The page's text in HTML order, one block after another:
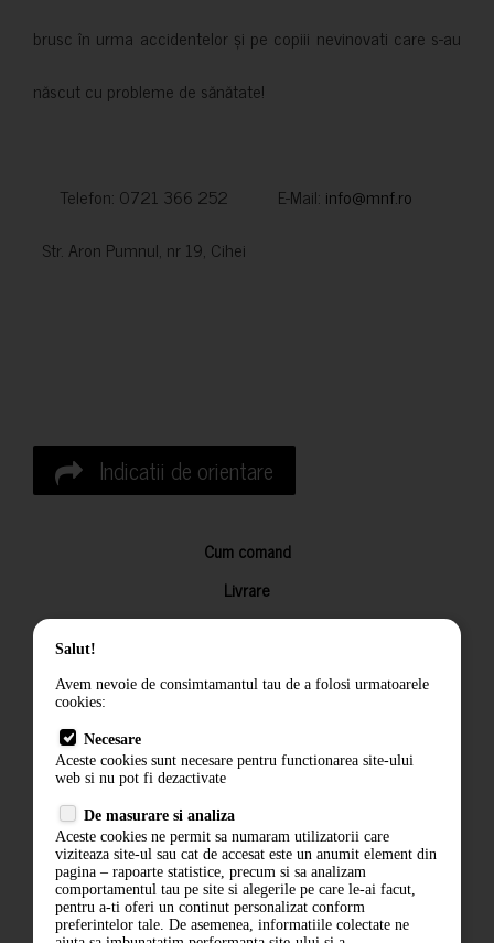
brusc în urma accidentelor și pe copiii nevinovati care s-au
născut cu probleme de sănătate!
Telefon: 0721 366 252 E-Mail: info@mnf.ro
Str. Aron Pumnul, nr 19, Cihei
Indicatii de orientare
Cum comand
Livrare
Returnarea produselor
Termeni si conditii
Politica de confidentialitate
ANPC
Salut!
Avem nevoie de consimtamantul tau de a folosi urmatoarele
cookies:
Necesare
Aceste cookies sunt necesare pentru functionarea site-ului
web si nu pot fi dezactivate
De masurare si analiza
Aceste cookies ne permit sa numaram utilizatorii care
viziteaza site-ul sau cat de accesat este un anumit element din
pagina – rapoarte statistice, precum si sa analizam
comportamentul tau pe site si alegerile pe care le-ai facut,
pentru a-ti oferi un continut personalizat conform
preferintelor tale. De asemenea, informatiile colectate ne